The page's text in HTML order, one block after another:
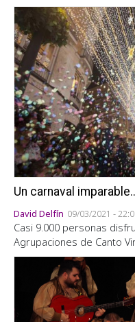
Un carnaval
David Delfín 09/03/2021 -
Casi 9.000 personas
Agrupaciones de Canto